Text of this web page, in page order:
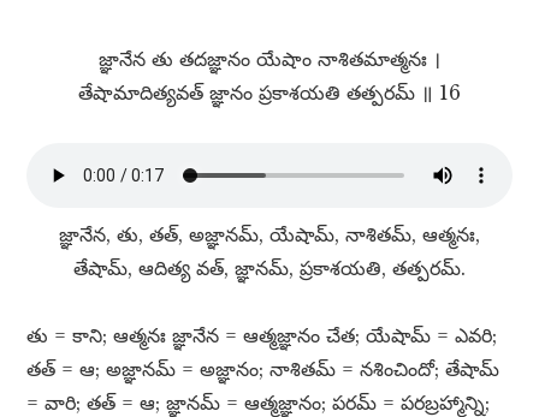
జ్ఞానేన తు తదజ్ఞానం యేషాం నాశితమాత్మనః ।
తేషామాదిత్యవత్​ జ్ఞానం ప్రకాశయతి తత్పరమ్​ ॥ 16
జ్ఞానేన, తు, తత్​, అజ్ఞానమ్​, యేషామ్​, నాశితమ్​, ఆత్మనః,
తేషామ్​, ఆదిత్య వత్​, జ్ఞానమ్​, ప్రకాశయతి, తత్పరమ్​.
తు = కాని; ఆత్మనః జ్ఞానేన = ఆత్మజ్ఞానం చేత; యేషామ్​ = ఎవరి;
తత్​ = ఆ; అజ్ఞానమ్​ = అజ్ఞానం; నాశితమ్​ = నశించిందో; తేషామ్​
= వారి; తత్​ = ఆ; జ్ఞానమ్​ = ఆత్మజ్ఞానం; పరమ్​ = పరబ్రహ్మాన్ని;